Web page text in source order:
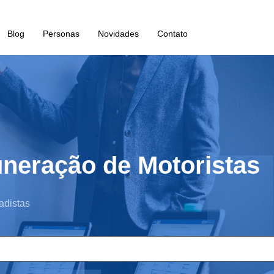
Blog Personas Novidades Contato
de Motoristas